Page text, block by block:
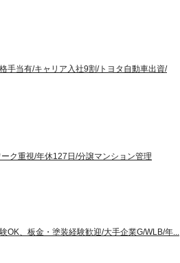
手当有/キャリア入社9割/トヨタ自動車出資/
ク重視/年休127日/分譲マンション管理
OK、板金・塗装経験歓迎/大手企業G/WLB/年...